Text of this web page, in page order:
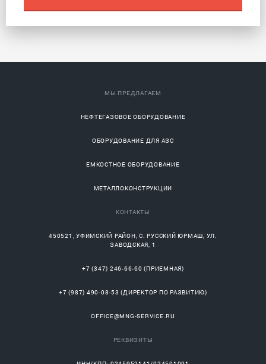
МЫ ПРЕДЛАГАЕМ
НЕФТЕГАЗОВОЕ ОБОРУДОВАНИЕ
ОБОРУДОВАНИЕ ДЛЯ АЗС
ЕМКОСТНОЕ ОБОРУДОВАНИЕ
МЕТАЛЛОКОНСТРУКЦИИ
КОНТАКТЫ
450521 ,УФИМСКИЙ РАЙОН, С.РУССКИЙ ЮРМАШ, УЛ.
ЗАВОДСКАЯ, 1
+7 (347) 246-66-60 (ПРИЕМНАЯ)
+7 (987) 490-08-53 (ДИРЕКТОР ПО РАЗВИТИЮ)
OFFICE@MNG-SERVICE.RU
РЕКВИЗИТЫ